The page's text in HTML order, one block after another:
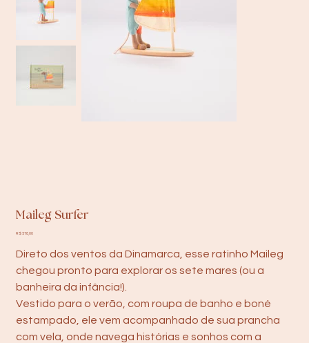
Maileg Surfer
Preço
R$ 578,00
Direto dos ventos da Dinamarca, esse ratinho Maileg
chegou pronto para explorar os sete mares (ou a
banheira da infância!).
Vestido para o verão, com roupa de banho e boné
estampado, ele vem acompanhado de sua prancha
com vela, onde navega histórias e sonhos com a